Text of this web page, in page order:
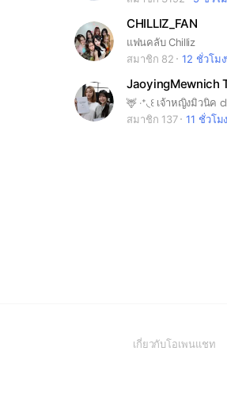
CHILLIZ_FAN
แฟนคลับ Chilliz
สมาชิก 82
12 ชั่วโม
JaoyingMewnich
🦌 ‧⁺◟꒰ เจ้าหญิงมิวนิค
สมาชิก 137
11 ชั่วโ
เกี่ยวกับโอเพนแชท